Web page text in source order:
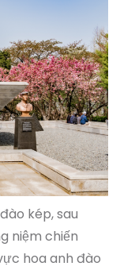
kép, sau
niệm chiến
hoa anh đào